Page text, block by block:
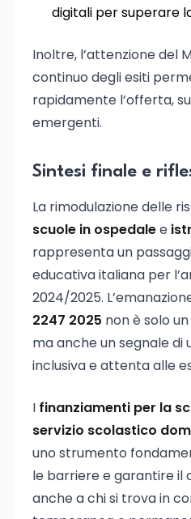
digitali per superare
Inoltre, l’attenzione del
continuo degli esiti
rapidamente l’offerta,
emergenti.
Sintesi finale e
La rimodulazione delle
scuole in ospedalee
rappresenta un
educativa italiana per
2024/2025.
2247 2025 non è solo
ma anche un segnale di
inclusiva e attenta alle
I finanziamenti per la
servizio scolastico
uno strumento
le barriere e garantire il
anche a chi si trova in